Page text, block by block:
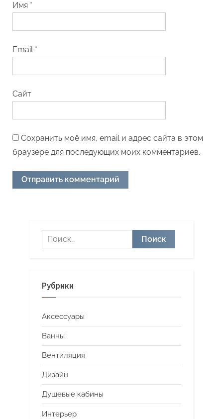
Имя *
Email *
Сайт
Сохранить моё имя, email и адрес сайта в этом
браузере для последующих моих комментариев.
Найти:
Рубрики
Аксессуары
Ванны
Вентиляция
Дизайн
Душевые кабины
Интерьер